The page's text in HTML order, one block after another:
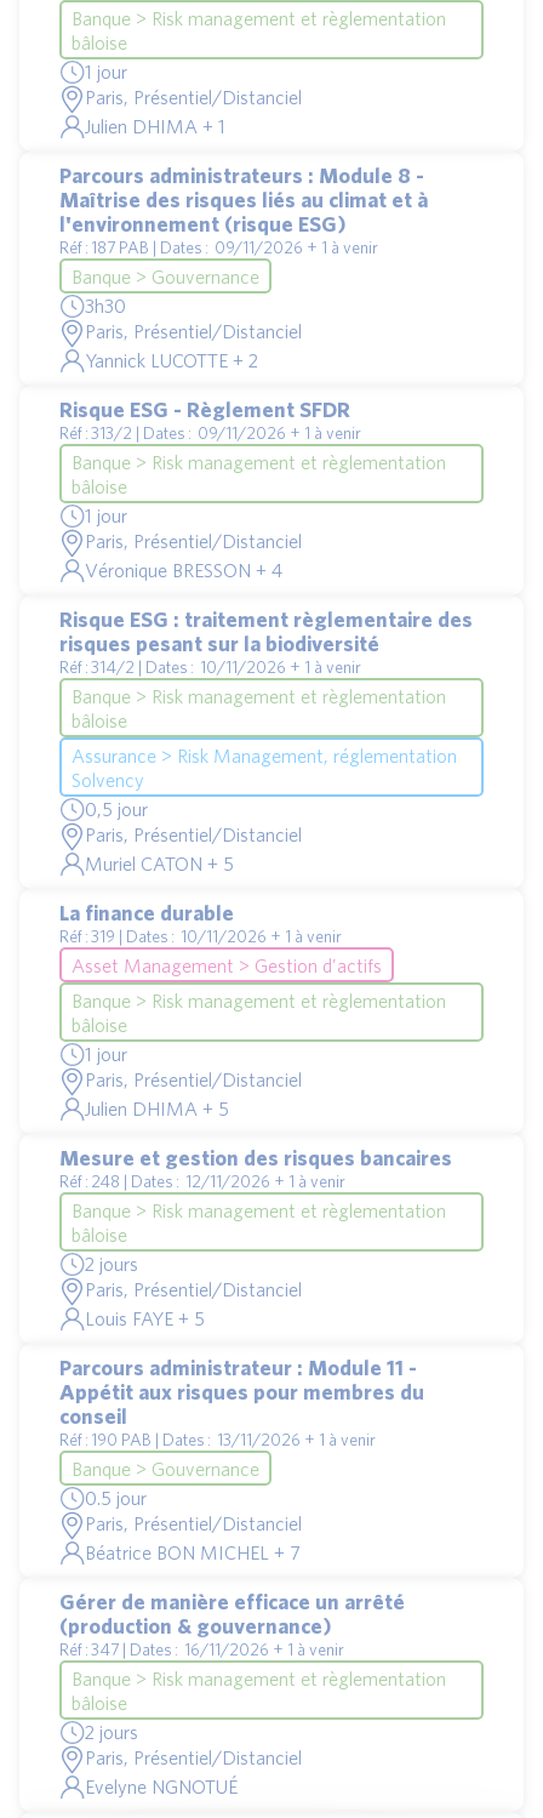
Banque > Risk management et règlementation
bâloise
1 jour
Paris, Présentiel/Distanciel
Julien DHIMA + 1
Parcours administrateurs : Module 8 -
Maîtrise des risques liés au climat et à
l'environnement (risque ESG)
Réf : 187 PAB | Dates : 09/11/2026 + 1 à venir
Banque > Gouvernance
3h30
Paris, Présentiel/Distanciel
Yannick LUCOTTE + 2
Risque ESG - Règlement SFDR
Réf : 313/2 | Dates : 09/11/2026 + 1 à venir
Banque > Risk management et règlementation
bâloise
1 jour
Paris, Présentiel/Distanciel
Véronique BRESSON + 4
Risque ESG : traitement règlementaire des
risques pesant sur la biodiversité
Réf : 314/2 | Dates : 10/11/2026 + 1 à venir
Banque > Risk management et règlementation
bâloise
Assurance > Risk Management, réglementation
Solvency
0,5 jour
Paris, Présentiel/Distanciel
Muriel CATON + 5
La finance durable
Réf : 319 | Dates : 10/11/2026 + 1 à venir
Asset Management > Gestion d'actifs
Banque > Risk management et règlementation
bâloise
1 jour
Paris, Présentiel/Distanciel
Julien DHIMA + 5
Mesure et gestion des risques bancaires
Réf : 248 | Dates : 12/11/2026 + 1 à venir
Banque > Risk management et règlementation
bâloise
2 jours
Paris, Présentiel/Distanciel
Louis FAYE + 5
Parcours administrateur : Module 11 -
Appétit aux risques pour membres du
conseil
Réf : 190 PAB | Dates : 13/11/2026 + 1 à venir
Banque > Gouvernance
0.5 jour
Paris, Présentiel/Distanciel
Béatrice BON MICHEL + 7
Gérer de manière efficace un arrêté
(production & gouvernance)
Réf : 347 | Dates : 16/11/2026 + 1 à venir
Banque > Risk management et règlementation
bâloise
2 jours
Paris, Présentiel/Distanciel
Evelyne NGNOTUÉ